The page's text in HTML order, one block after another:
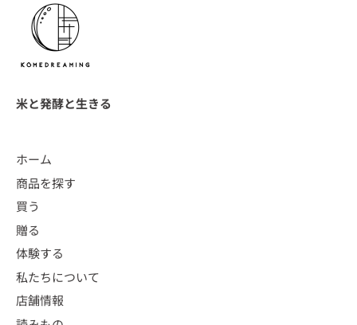
米と発酵と生きる
ホーム
商品を探す
買う
贈る
体験する
私たちについて
店舗情報